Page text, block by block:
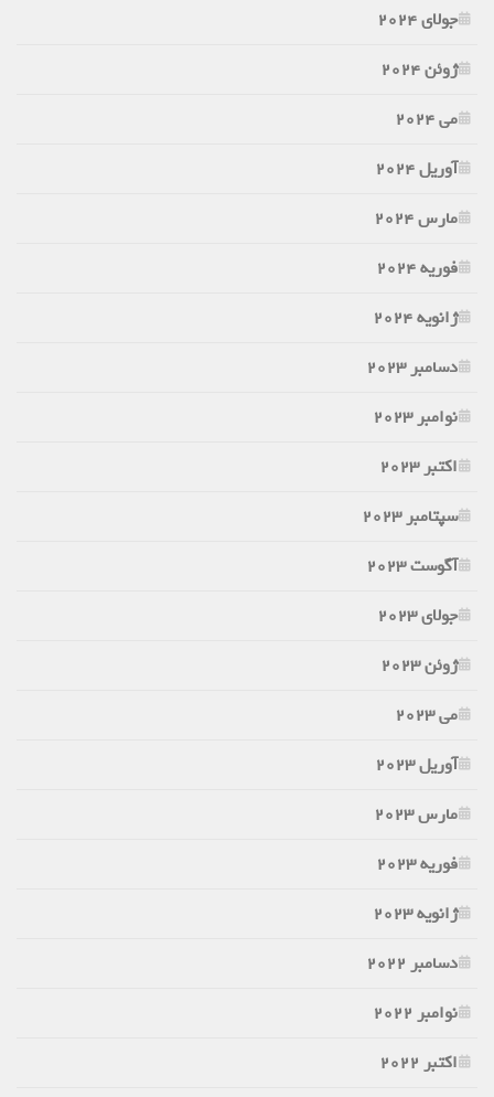
جولای 2024
ژوئن 2024
می 2024
آوریل 2024
مارس 2024
فوریه 2024
ژانویه 2024
دسامبر 2023
نوامبر 2023
اکتبر 2023
سپتامبر 2023
آگوست 2023
جولای 2023
ژوئن 2023
می 2023
آوریل 2023
مارس 2023
فوریه 2023
ژانویه 2023
دسامبر 2022
نوامبر 2022
اکتبر 2022